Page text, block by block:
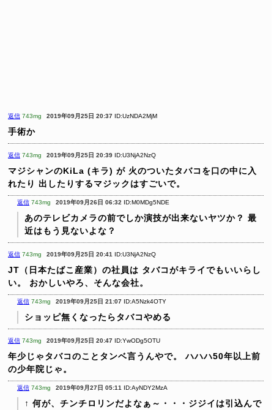
返信 743mg 2019年09月25日 20:37 ID:UzNDA2MjM
手術か
返信 743mg 2019年09月25日 20:39 ID:U3NjA2NzQ
マジシャンのKiLa (キラ) が 火のついたタバコを口の中に入
れたり
出したりするマジックはすごいで。
返信 743mg 2019年09月26日 06:32 ID:M0MDg5NDE
あのテレビカメラの前でしか演技が出来ないヤツか？ 最
近はもう見ないよな？
返信 743mg 2019年09月25日 20:41 ID:U3NjA2NzQ
JT（日本たばこ産業）の社員は タバコがキライでもいいらし
い。
おかしいやろ、そんな会社。
返信 743mg 2019年09月25日 21:07 ID:A5Nzk4OTY
ショッピ無くなったらタバコやめる
返信 743mg 2019年09月25日 20:47 ID:YwODg5OTU
年少じゃタバコのことタンベ言うんやで。
ハハハ50年以上前
の少年院じゃ。
返信 743mg 2019年09月27日 05:11 ID:AyNDY2MzA
↑ 何が、チンチロリンだよなぁ～・・・ジジイは引込んで